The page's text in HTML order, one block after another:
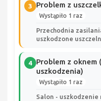
3 Problem z
Wystąpiło 1 raz
Przechodnia
uszkodzone
4 Problem z oknem
uszkodzenia)
Wystąpiło 1 raz
Salon - uszkodzenie